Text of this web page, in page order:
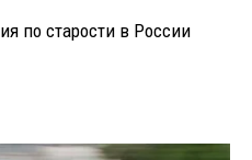
по старости в России